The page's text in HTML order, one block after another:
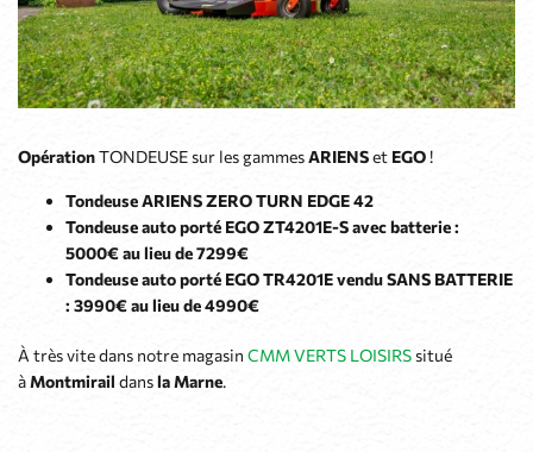
OpérationTONDEUSE sur les gammesARIENSet EGO !
Tondeuse ARIENS ZERO TURN EDGE 42
Tondeuse auto porté EGO ZT4201E-S avec batterie :
5000€ au lieu de 7299€
Tondeuse auto porté EGO TR4201E vendu SANS BATTERIE
: 3990€ au lieu de 4990€
À très vite dans notre magasin CMM VERTS LOISIRS situé
àMontmirail dansla Marne.